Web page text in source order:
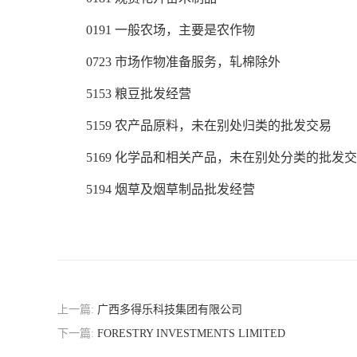
0191 一般农场，主要是农作物
0723 市场作物准备服务，轧棉除外
5153 粮豆批发经营
5159 农产品原料，未在别处归类的批发交易
5169 化学品和相关产品，未在别处分类的批发
5194 烟草及烟草制品批发经营
上一篇: 广西多得乐科技集团有限公司
下一篇: FORESTRY INVESTMENTS LIMITED